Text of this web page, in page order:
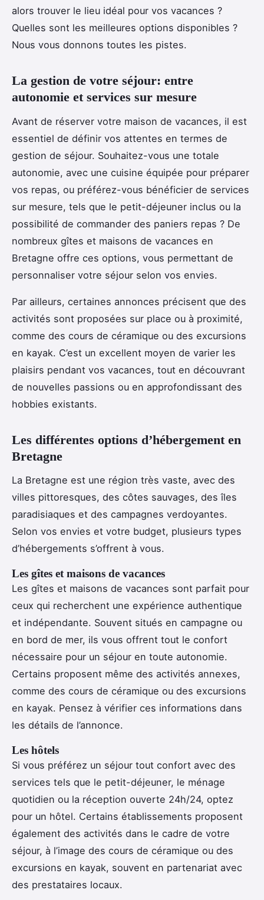
alors trouver le lieu idéal pour vos vacances ?
Quelles sont les meilleures options disponibles ?
Nous vous donnons toutes les pistes.
La gestion de votre séjour: entre
autonomie et services sur mesure
Avant de réserver votre maison de vacances, il est
essentiel de définir vos attentes en termes de
gestion de séjour. Souhaitez-vous une totale
autonomie, avec une cuisine équipée pour préparer
vos repas, ou préférez-vous bénéficier de services
sur mesure, tels que le petit-déjeuner inclus ou la
possibilité de commander des paniers repas ? De
nombreux gîtes et maisons de vacances en
Bretagne offre ces options, vous permettant de
personnaliser votre séjour selon vos envies.
Par ailleurs, certaines annonces précisent que des
activités sont proposées sur place ou à proximité,
comme des cours de céramique ou des excursions
en kayak. C’est un excellent moyen de varier les
plaisirs pendant vos vacances, tout en découvrant
de nouvelles passions ou en approfondissant des
hobbies existants.
Les différentes options d’hébergement en
Bretagne
La Bretagne est une région très vaste, avec des
villes pittoresques, des côtes sauvages, des îles
paradisiaques et des campagnes verdoyantes.
Selon vos envies et votre budget, plusieurs types
d’hébergements s’offrent à vous.
Les gîtes et maisons de vacances
Les gîtes et maisons de vacances sont parfait pour
ceux qui recherchent une expérience authentique
et indépendante. Souvent situés en campagne ou
en bord de mer, ils vous offrent tout le confort
nécessaire pour un séjour en toute autonomie.
Certains proposent même des activités annexes,
comme des cours de céramique ou des excursions
en kayak. Pensez à vérifier ces informations dans
les détails de l’annonce.
Les hôtels
Si vous préférez un séjour tout confort avec des
services tels que le petit-déjeuner, le ménage
quotidien ou la réception ouverte 24h/24, optez
pour un hôtel. Certains établissements proposent
également des activités dans le cadre de votre
séjour, à l’image des cours de céramique ou des
excursions en kayak, souvent en partenariat avec
des prestataires locaux.